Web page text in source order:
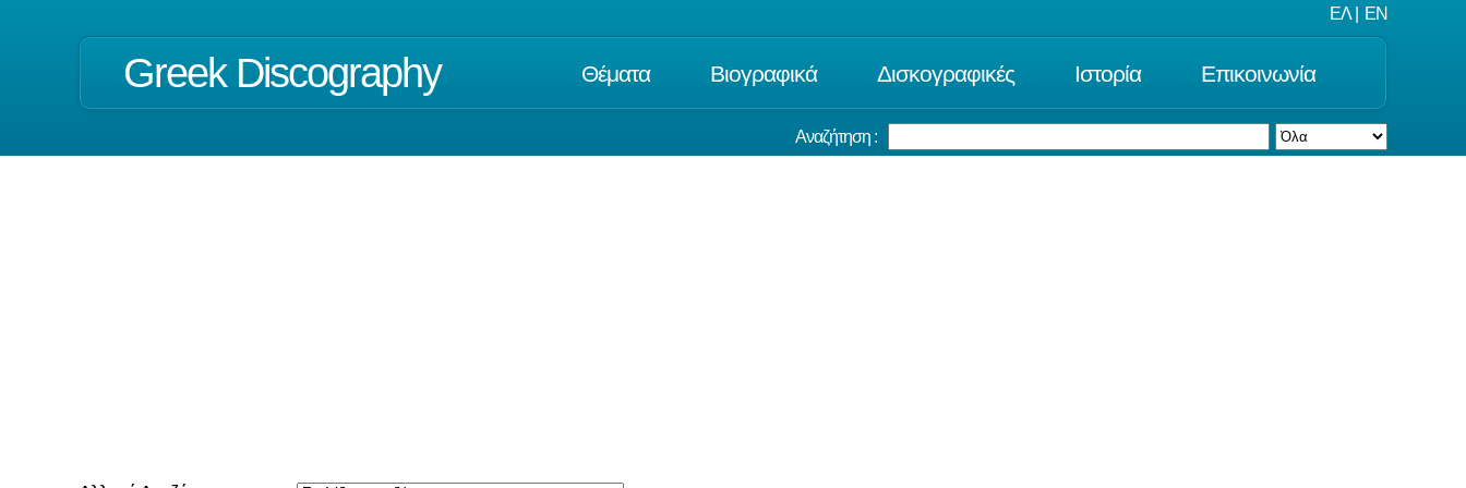
ΕΛ EN
Greek Discography Θέματα Βιογραφικά Δισκογραφικές Ιστορία Επικοινωνία
Αναζήτηση :